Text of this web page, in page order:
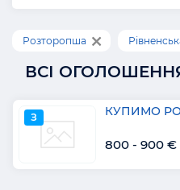
Розторопша
ВСІ
З КУПИМО
800 - 900 €